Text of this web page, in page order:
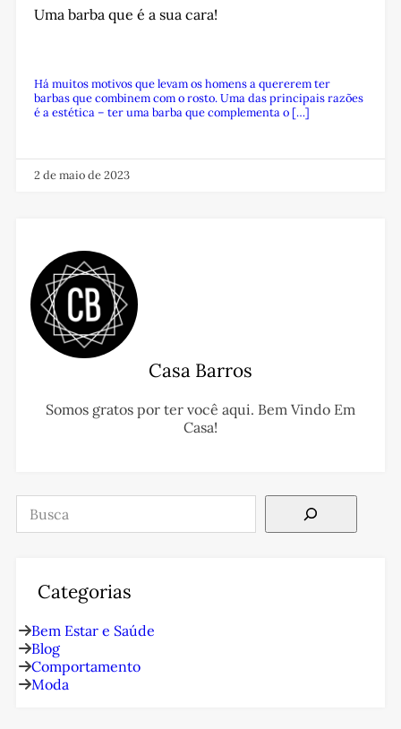
Uma barba que é a sua cara!
Há muitos motivos que levam os homens a quererem ter
barbas que combinem com o rosto. Uma das principais razões
é a estética – ter uma barba que complementa o […]
2 de maio de 2023
Casa Barros
Somos gratos por ter você aqui. Bem Vindo Em
Casa!
Pesquisar
Categorias
Bem Estar e Saúde
Blog
Comportamento
Moda